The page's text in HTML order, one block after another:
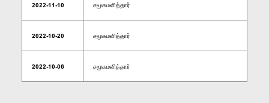
2022-11-10 சமூகமளித்தார்
2022-10-20 சமூகமளித்தார்
2022-10-06 சமூகமளித்தார்